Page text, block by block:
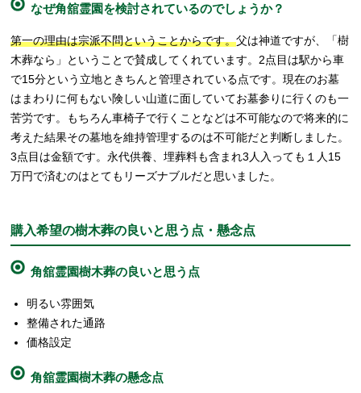
なぜ角舘霊園を検討されているのでしょうか？
第一の理由は宗派不問ということからです。父は神道ですが、「樹
木葬なら」ということで賛成してくれています。2点目は駅から車
で15分という立地ときちんと管理されている点です。現在のお墓
はまわりに何もない険しい山道に面していてお墓参りに行くのも一
苦労です。もちろん車椅子で行くことなどは不可能なので将来的に
考えた結果その墓地を維持管理するのは不可能だと判断しました。
3点目は金額です。永代供養、埋葬料も含まれ3人入っても１人15
万円で済むのはとてもリーズナブルだと思いました。
購入希望の樹木葬の良いと思う点・懸念点
角舘霊園樹木葬の良いと思う点
明るい雰囲気
整備された通路
価格設定
角舘霊園樹木葬の懸念点